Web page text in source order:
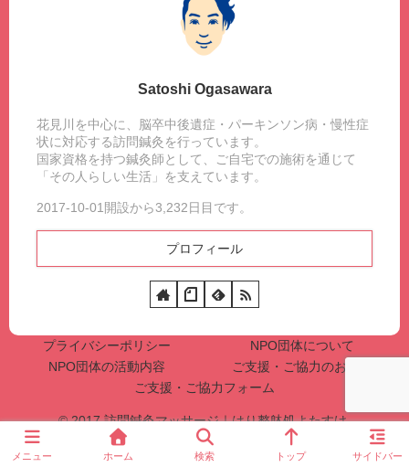
Satoshi Ogasawara
花見川を中心に、脳卒中後遺症・パーキンソン病・慢性症
状に対応する訪問鍼灸を行っています。
国家資格を持つ鍼灸師として、ご自宅での施術を通じて
「その人らしい生活」を支えています。
2017-10-01開設から3,232日目です。
プロフィール
プライバシーポリシー
NPO団体について
NPO団体の活動内容
ご支援・ご協力のお願い
ご支援・ご協力フォーム
© 2017 訪問鍼灸マッサージ｜はり整躰処よたすけ.
メニュー ホーム 検索 トップ サイドバー